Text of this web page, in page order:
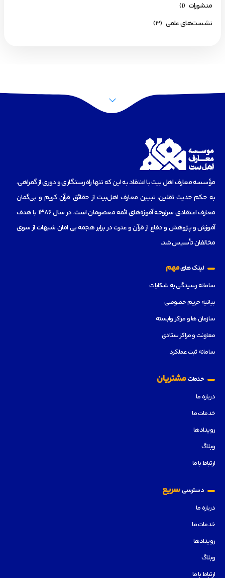
منشورات (1)
نشست‌های علمی (3)
مؤسسه‌ معارف اهل بیت با اعتقاد به این که تنها راه رستگاری و دوری از گمراهی،
به حکم حدیث ثقلین، تبیین معارف اهل‌بیت از حقائق قرآن کریم و بی‌گمان
معارف اعتقادی سرلوحه آموزه‌های ائمه معصومان است، در سال 1386 با هدف
آموزش و پژوهش و دفاع از قرآن و عترت در برابر هجمه بی امان شبهات از سوی
مخالفان تأسیس شد.
لینک هایمهم
سامانه رسیدگی به شکایات
بیانیه حریم خصوصی
سازمان ها و مراکز وابسته
معاونت و مراکز ستادی
سامانه ثبت عملکرد
خدماتمشتریان
درباره ما
خدمات ما
رویدادها
وبلاگ
ارتباط با ما
دسترسیسریع
درباره ما
خدمات ما
رویدادها
وبلاگ
ارتباط با ما